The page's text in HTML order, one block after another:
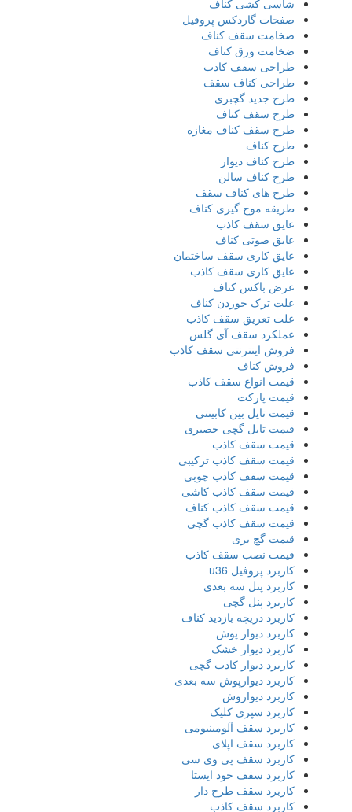
شاسی کشی کناف
صفحات گاردکس پروفیل
ضخامت سقف کناف
ضخامت ورق کناف
طراحی سقف کاذب
طراحی کناف سقف
طرح جدید گچبری
طرح سقف کناف
طرح سقف کناف مغازه
طرح کناف
طرح کناف دیوار
طرح کناف سالن
طرح های کناف سقف
طریقه موج گیری کناف
عایق سقف کاذب
عایق صوتی کناف
عایق کاری سقف ساختمان
عایق کاری سقف کاذب
عرض باکس کناف
علت ترک خوردن کناف
علت تعریق سقف کاذب
عملکرد سقف آی گلس
فروش اینترنتی سقف کاذب
فروش کناف
قیمت انواع سقف کاذب
قیمت پارکت
قیمت تایل بین کابینتی
قیمت تایل گچی حصیری
قیمت سقف کاذب
قیمت سقف کاذب ترکیبی
قیمت سقف کاذب چوبی
قیمت سقف کاذب کاشی
قیمت سقف کاذب کناف
قیمت سقف کاذب گچی
قیمت گچ بری
قیمت نصب سقف کاذب
کاربرد پروفیل u36
کاربرد پنل سه بعدی
کاربرد پنل گچی
کاربرد دریچه بازدید کناف
کاربرد دیوار پوش
کاربرد دیوار خشک
کاربرد دیوار کاذب گچی
کاربرد دیوارپوش سه بعدی
کاربرد دیواروش
کاربرد سپری کلیک
کاربرد سقف آلومینیومی
کاربرد سقف اپلای
کاربرد سقف پی وی سی
کاربرد سقف خود ایستا
کاربرد سقف طرح دار
کاربرد سقف کاذب